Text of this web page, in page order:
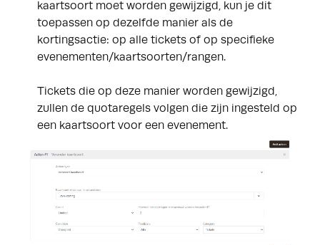
kaartsoort moet worden gewijzigd, kun je dit
toepassen op dezelfde manier als de
kortingsactie: op alle tickets of op specifieke
evenementen/kaartsoorten/rangen.
Tickets die op deze manier worden gewijzigd,
zullen de quotaregels volgen die zijn ingesteld op
een kaartsoort voor een evenement.